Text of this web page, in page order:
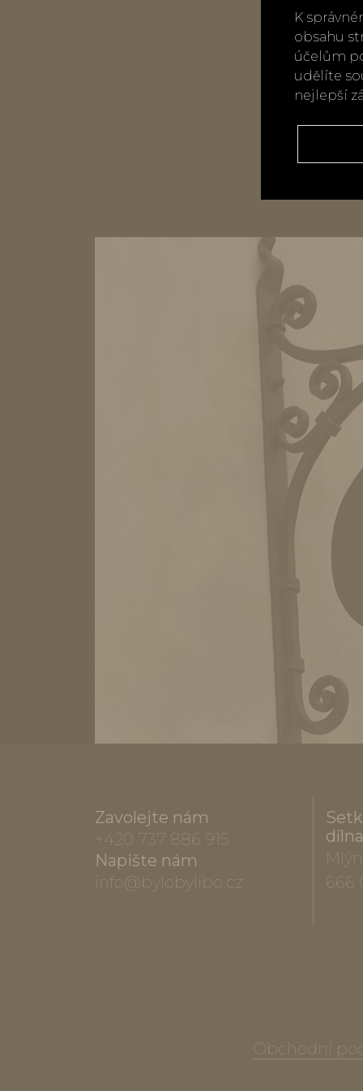
Zavolejte nám
+420 737 886 915
Napište nám
info@bylobylibo.cz
666
Obchodní
K
obsahu
účelům
udělíte
nejlepší